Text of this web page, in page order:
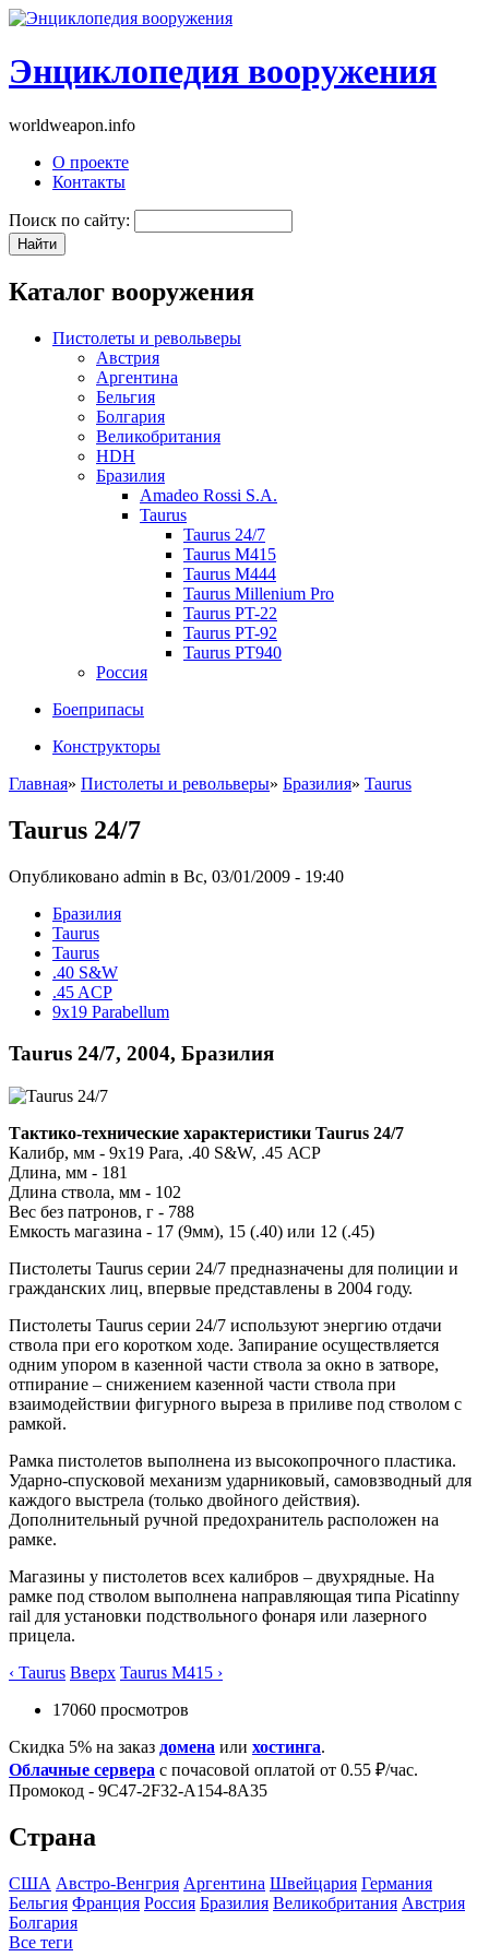
Энциклопедия вооружения
worldweapon.info
О проекте
Контакты
Поиск по сайту:
Каталог вооружения
Пистолеты и револьверы
Австрия
Аргентина
Бельгия
Болгария
Великобритания
HDH
Бразилия
Amadeo Rossi S.A.
Taurus
Taurus 24/7
Taurus M415
Taurus M444
Taurus Millenium Pro
Taurus PT-22
Taurus PT-92
Taurus PT940
Россия
Боеприпасы
Конструкторы
Главная» Пистолеты и револьверы» Бразилия» Taurus
Taurus 24/7
Опубликовано admin в Вс, 03/01/2009 - 19:40
Бразилия
Taurus
Taurus
.40 S&W
.45 ACP
9x19 Parabellum
Taurus 24/7, 2004, Бразилия
Тактико-технические характеристики Taurus 24/7
Калибр, мм - 9x19 Para, .40 S&W, .45 АСР
Длина, мм - 181
Длина ствола, мм - 102
Вес без патронов, г - 788
Емкость магазина - 17 (9мм), 15 (.40) или 12 (.45)
Пистолеты Taurus серии 24/7 предназначены для полиции и
гражданских лиц, впервые представлены в 2004 году.
Пистолеты Taurus серии 24/7 используют энергию отдачи
ствола при его коротком ходе. Запирание осуществляется
одним упором в казенной части ствола за окно в затворе,
отпирание – снижением казенной части ствола при
взаимодействии фигурного выреза в приливе под стволом с
рамкой.
Рамка пистолетов выполнена из высокопрочного пластика.
Ударно-спусковой механизм ударниковый, самовзводный для
каждого выстрела (только двойного действия).
Дополнительный ручной предохранитель расположен на
рамке.
Магазины у пистолетов всех калибров – двухрядные. На
рамке под стволом выполнена направляющая типа Picatinny
rail для установки подствольного фонаря или лазерного
прицела.
‹ Taurus Вверх Taurus M415 ›
17060 просмотров
Скидка 5% на заказ домена или хостинга.
Облачные сервера с почасовой оплатой от 0.55 ₽/час.
Промокод - 9C47-2F32-A154-8A35
Страна
США Австро-Венгрия Аргентина Швейцария Германия
Бельгия Франция Росcия Бразилия Великобритания Австрия
Болгария
Все теги